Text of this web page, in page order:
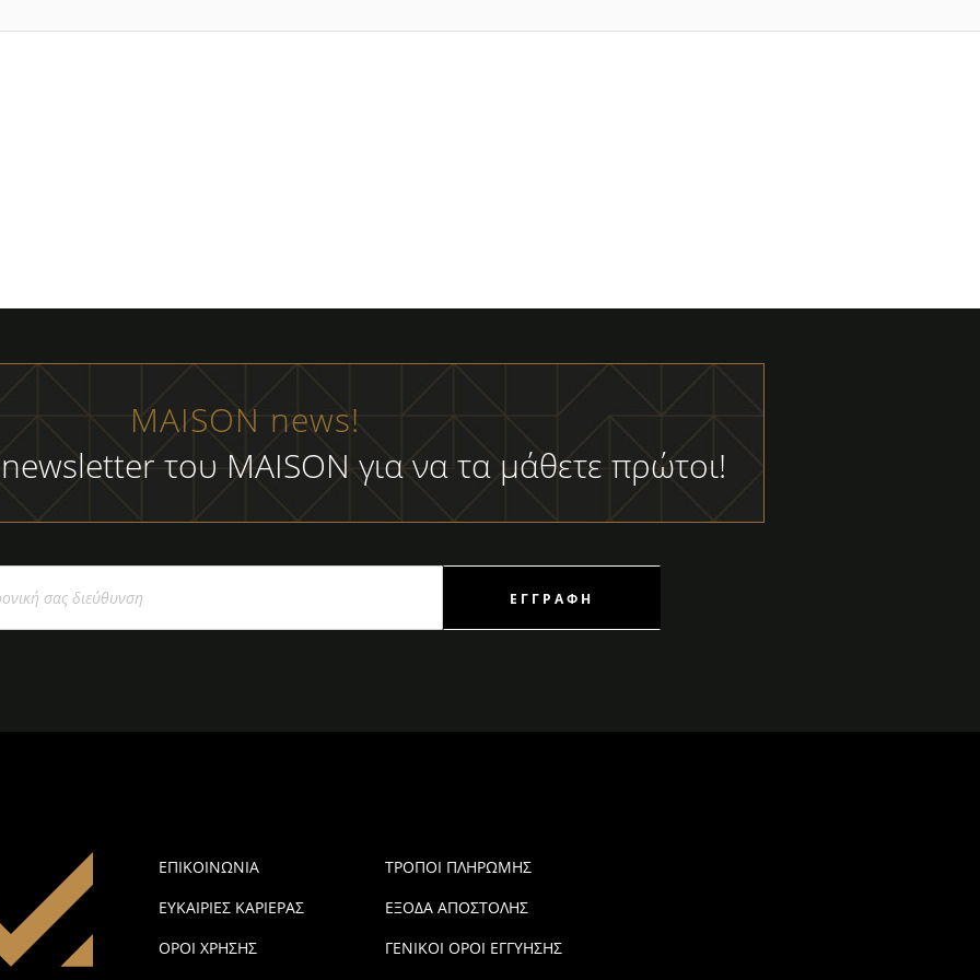
MAISON news!
του MAISON για να τα μάθετε πρώτοι!
ΕΓΓΡΑΦΉ
ΕΠΙΚΟΙΝΩΝΙΑ
ΕΥΚΑΙΡΙΕΣ ΚΑΡΙΕΡΑΣ
ΟΡΟΙ ΧΡΗΣΗΣ
ΤΡΟΠΟΙ ΠΛΗΡΩΜΗΣ
ΕΞΟΔΑ ΑΠΟΣΤΟΛΗΣ
ΓΕΝΙΚΟΙ ΟΡΟΙ ΕΓΓΥΗΣΗΣ